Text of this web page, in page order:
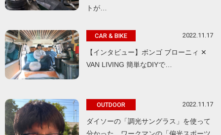
トが…
CAR & BIKE 2022.11.17
【インタビュー】ボンゴ ブローニィ ✕
VAN LIVING 簡単なDIYで…
OUTDOOR 2022.11.17
ダイソーの「調光サングラス」を使って